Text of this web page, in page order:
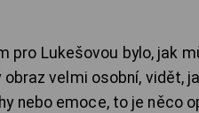
pro Lukešovou bylo, jak
velmi osobní, vidět,
nebo emoce, to je něco